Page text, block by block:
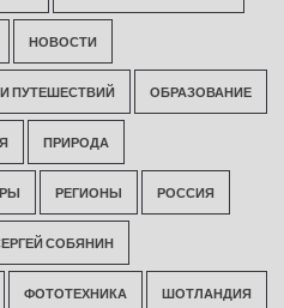
НОВОСТИ
ПУТЕШЕСТВИЙ ОБРАЗОВАНИЕ
ПРИРОДА
РЕГИОНЫ РОССИЯ
СОБЯНИН
ФОТОТЕХНИКА ШОТЛАНДИЯ